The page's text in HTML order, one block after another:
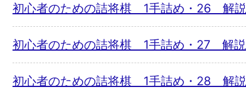
初心者のための詰将棋 1手詰め・26 解説
初心者のための詰将棋 1手詰め・27 解説
初心者のための詰将棋 1手詰め・28 解説